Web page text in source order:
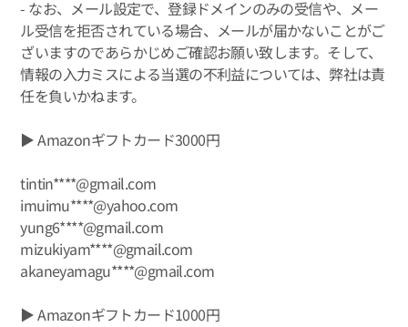
- なお、メール設定で、登録ドメインのみの受信や、メー
ル受信を拒否されている場合、メールが届かないことがご
ざいますのであらかじめご確認お願い致します。そして、
情報の入力ミスによる当選の不利益については、弊社は責
任を負いかねます。
▶ Amazonギフトカード3000円
tintin****@gmail.com
imuimu****@yahoo.com
yung6****@gmail.com
mizukiyam****@gmail.com
akaneyamagu****@gmail.com
▶ Amazonギフトカード1000円